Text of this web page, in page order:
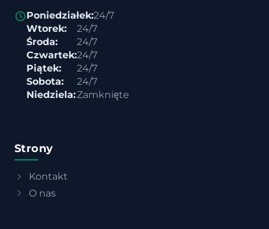
Poniedziałek:24/7
Wtorek:
24/7
Środa:
24/7
Czwartek:24/7
Piątek:
24/7
Sobota:
24/7
Niedziela:Zamknięte
Strony
Kontakt
O nas